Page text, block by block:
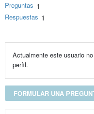
Preguntas 1
Respuestas 1
Actualmente este usuario
perfil.
FORMULAR UNA